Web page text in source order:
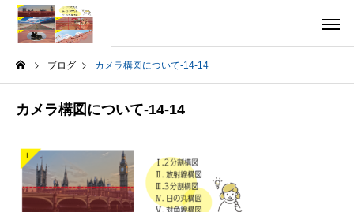
ブログ カメラ構図について-14-14
カメラ構図について-14-14